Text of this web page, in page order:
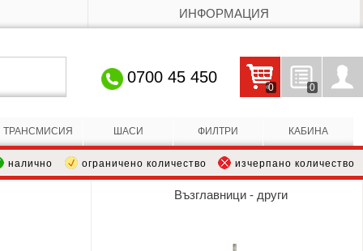
ИНФОРМАЦИЯ
0
0
Кошницата е празна
0700 45 450
ТРАНСМИСИЯ ШАСИ ФИЛТРИ КАБИНА
изчерпано количество
ограничено количество
налично
Възглавници - други